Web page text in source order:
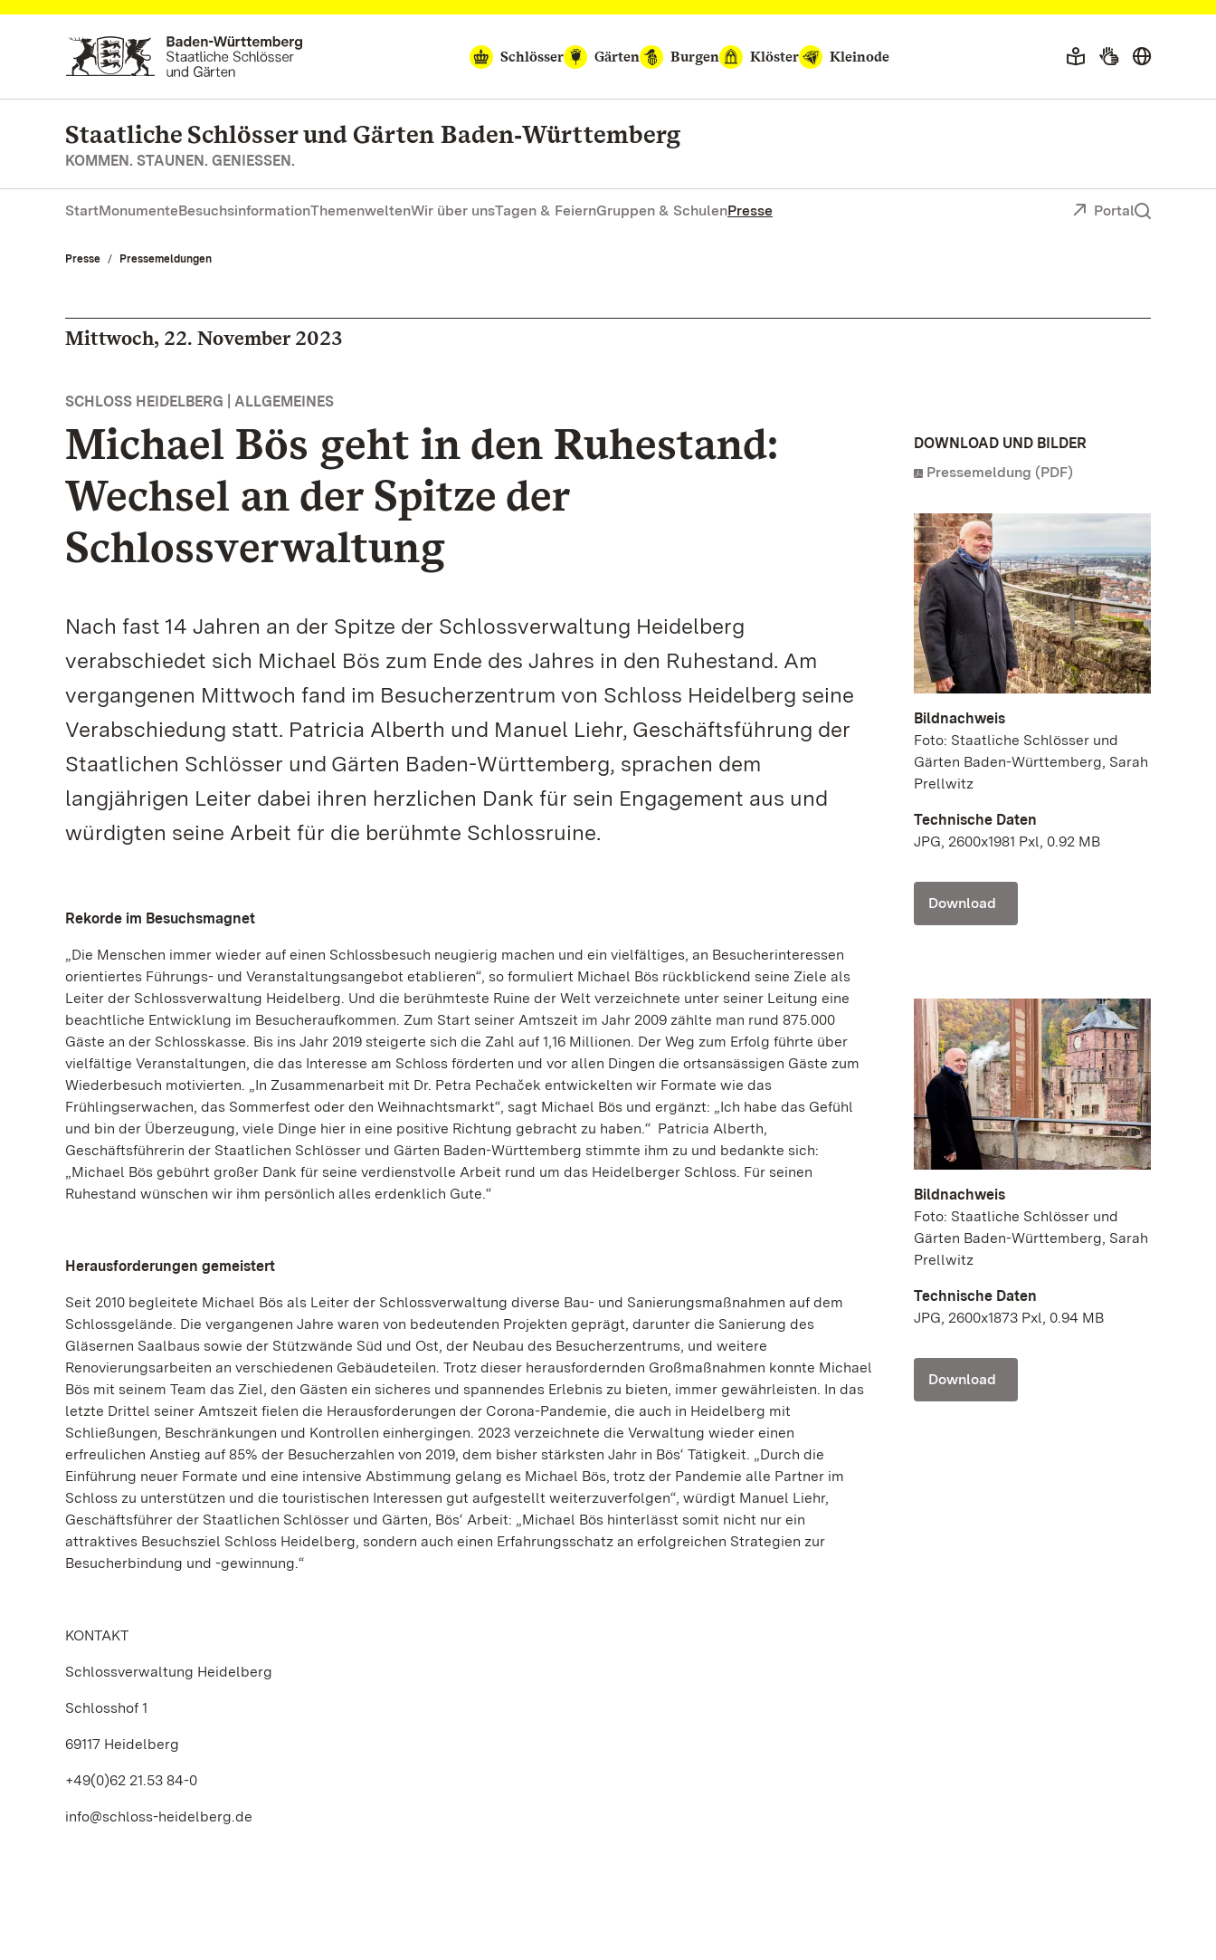
Zum Hauptinhalt springen
Schlösser
Gärten Burgen Klöster Kleinode
Staatliche Schlösser und Gärten Baden‑Württemberg
KOMMEN. STAUNEN. GENIESSEN.
StartMonumenteBesuchsinformationThemenweltenWir über unsTagen & FeiernGruppen & SchulenPresse Portal
Presse Pressemeldungen
Mittwoch, 22. November 2023
SCHLOSS HEIDELBERG | ALLGEMEINES
Michael Bös geht in den Ruhestand:
Wechsel an der Spitze der
Schlossverwaltung
Nach fast 14 Jahren an der Spitze der Schlossverwaltung Heidelberg
verabschiedet sich Michael Bös zum Ende des Jahres in den Ruhestand. Am
vergangenen Mittwoch fand im Besucherzentrum von Schloss Heidelberg seine
Verabschiedung statt. Patricia Alberth und Manuel Liehr, Geschäftsführung der
Staatlichen Schlösser und Gärten Baden-Württemberg, sprachen dem
langjährigen Leiter dabei ihren herzlichen Dank für sein Engagement aus und
würdigten seine Arbeit für die berühmte Schlossruine.
Rekorde im Besuchsmagnet
„Die Menschen immer wieder auf einen Schlossbesuch neugierig machen und ein vielfältiges, an Besucherinteressen
orientiertes Führungs- und Veranstaltungsangebot etablieren“, so formuliert Michael Bös rückblickend seine Ziele als
Leiter der Schlossverwaltung Heidelberg. Und die berühmteste Ruine der Welt verzeichnete unter seiner Leitung eine
beachtliche Entwicklung im Besucheraufkommen. Zum Start seiner Amtszeit im Jahr 2009 zählte man rund 875.000
Gäste an der Schlosskasse. Bis ins Jahr 2019 steigerte sich die Zahl auf 1,16 Millionen. Der Weg zum Erfolg führte über
vielfältige Veranstaltungen, die das Interesse am Schloss förderten und vor allen Dingen die ortsansässigen Gäste zum
Wiederbesuch motivierten. „In Zusammenarbeit mit Dr. Petra Pechaček entwickelten wir Formate wie das
Frühlingserwachen, das Sommerfest oder den Weihnachtsmarkt“, sagt Michael Bös und ergänzt: „Ich habe das Gefühl
und bin der Überzeugung, viele Dinge hier in eine positive Richtung gebracht zu haben.“ Patricia Alberth,
Geschäftsführerin der Staatlichen Schlösser und Gärten Baden-Württemberg stimmte ihm zu und bedankte sich:
„Michael Bös gebührt großer Dank für seine verdienstvolle Arbeit rund um das Heidelberger Schloss. Für seinen
Ruhestand wünschen wir ihm persönlich alles erdenklich Gute.“
Herausforderungen gemeistert
Seit 2010 begleitete Michael Bös als Leiter der Schlossverwaltung diverse Bau- und Sanierungsmaßnahmen auf dem
Schlossgelände. Die vergangenen Jahre waren von bedeutenden Projekten geprägt, darunter die Sanierung des
Gläsernen Saalbaus sowie der Stützwände Süd und Ost, der Neubau des Besucherzentrums, und weitere
Renovierungsarbeiten an verschiedenen Gebäudeteilen. Trotz dieser herausfordernden Großmaßnahmen konnte Michael
Bös mit seinem Team das Ziel, den Gästen ein sicheres und spannendes Erlebnis zu bieten, immer gewährleisten. In das
letzte Drittel seiner Amtszeit fielen die Herausforderungen der Corona-Pandemie, die auch in Heidelberg mit
Schließungen, Beschränkungen und Kontrollen einhergingen. 2023 verzeichnete die Verwaltung wieder einen
erfreulichen Anstieg auf 85% der Besucherzahlen von 2019, dem bisher stärksten Jahr in Bös‘ Tätigkeit. „Durch die
Einführung neuer Formate und eine intensive Abstimmung gelang es Michael Bös, trotz der Pandemie alle Partner im
Schloss zu unterstützen und die touristischen Interessen gut aufgestellt weiterzuverfolgen“, würdigt Manuel Liehr,
Geschäftsführer der Staatlichen Schlösser und Gärten, Bös‘ Arbeit: „Michael Bös hinterlässt somit nicht nur ein
attraktives Besuchsziel Schloss Heidelberg, sondern auch einen Erfahrungsschatz an erfolgreichen Strategien zur
Besucherbindung und -gewinnung.“
KONTAKT
Schlossverwaltung Heidelberg
Schlosshof 1
69117 Heidelberg
+49(0)62 21.53 84-0
info@schloss-heidelberg.de
DOWNLOAD UND BILDER
Pressemeldung (PDF)
Bildnachweis
Foto: Staatliche Schlösser und
Gärten Baden-Württemberg, Sarah
Prellwitz
Technische Daten
JPG, 2600x1981 Pxl, 0.92 MB
Download
Bildnachweis
Foto: Staatliche Schlösser und
Gärten Baden-Württemberg, Sarah
Prellwitz
Technische Daten
JPG, 2600x1873 Pxl, 0.94 MB
Download